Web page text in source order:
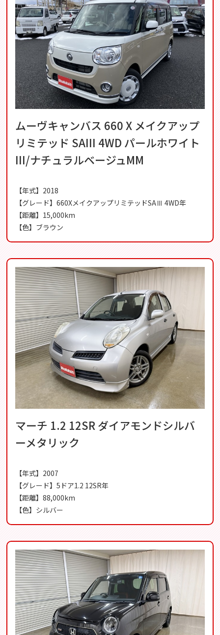
ムーヴキャンバス 660 X メイクアップ
リミテッド SAIII 4WD パールホワイト
III/ナチュラルベージュMM
【年式】2018
【グレード】660XメイクアップリミテッドSAⅢ 4WD年
【距離】15,000km
【色】ブラウン
マーチ 1.2 12SR ダイアモンドシルバ
ーメタリック
【年式】2007
【グレード】5ドア1.2 12SR年
【距離】88,000km
【色】シルバー